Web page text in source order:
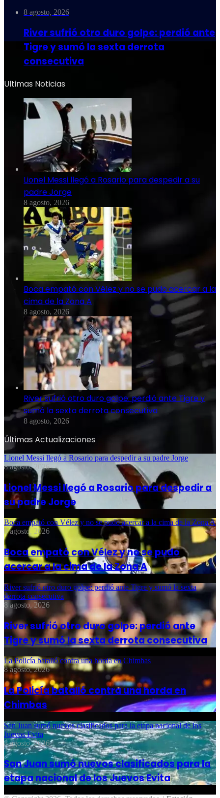
8 agosto, 2026
River sufrió otro duro golpe: perdió ante
Tigre y sumó la sexta derrota
consecutiva
Ultimas Noticias
Lionel Messi llegó a Rosario para despedir a su
padre Jorge
8 agosto, 2026
Boca empató con Vélez y no se pudo acercar a la
cima de la Zona A
8 agosto, 2026
River sufrió otro duro golpe: perdió ante Tigre y
sumó la sexta derrota consecutiva
8 agosto, 2026
Últimas Actualizaciones
Lionel Messi llegó a Rosario para despedir a su padre Jorge
8 agosto, 2026
Lionel Messi llegó a Rosario para despedir a
su padre Jorge
Boca empató con Vélez y no se pudo acercar a la cima de la Zona A
8 agosto, 2026
Boca empató con Vélez y no se pudo
acercar a la cima de la Zona A
River sufrió otro duro golpe: perdió ante Tigre y sumó la sexta
derrota consecutiva
8 agosto, 2026
River sufrió otro duro golpe: perdió ante
Tigre y sumó la sexta derrota consecutiva
La Policía batalló contra una horda en Chimbas
8 agosto, 2026
La Policía batalló contra una horda en
Chimbas
San Juan sumó nuevos clasificados para la etapa nacional de los
Juevos Evita
8 agosto, 2026
San Juan sumó nuevos clasificados para la
etapa nacional de los Juevos Evita